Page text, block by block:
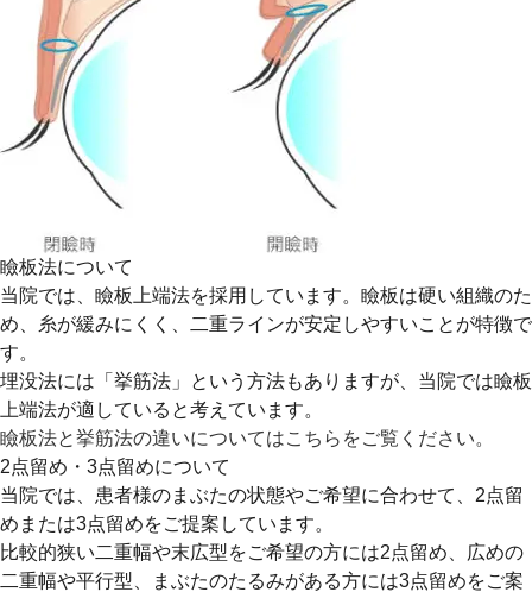
瞼板法について
当院では、瞼板上端法を採用しています。瞼板は硬い組織のた
め、糸が緩みにくく、二重ラインが安定しやすいことが特徴で
す。
埋没法には「挙筋法」という方法もありますが、当院では瞼板
上端法が適していると考えています。
瞼板法と挙筋法の違いについてはこちらをご覧ください。
2点留め・3点留めについて
当院では、患者様のまぶたの状態やご希望に合わせて、2点留
めまたは3点留めをご提案しています。
比較的狭い二重幅や末広型をご希望の方には2点留め、広めの
二重幅や平行型、まぶたのたるみがある方には3点留めをご案